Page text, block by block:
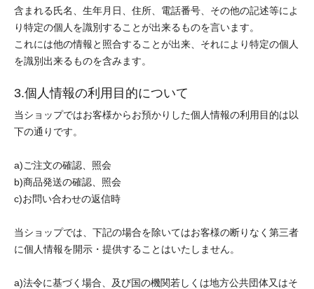
含まれる氏名、生年月日、住所、電話番号、その他の記述等によ
り特定の個人を識別することが出来るものを言います。
これには他の情報と照合することが出来、それにより特定の個人
を識別出来るものを含みます。
3.個人情報の利用目的について
当ショップではお客様からお預かりした個人情報の利用目的は以
下の通りです。
a)ご注文の確認、照会
b)商品発送の確認、照会
c)お問い合わせの返信時
当ショップでは、下記の場合を除いてはお客様の断りなく第三者
に個人情報を開示・提供することはいたしません。
a)法令に基づく場合、及び国の機関若しくは地方公共団体又はそ